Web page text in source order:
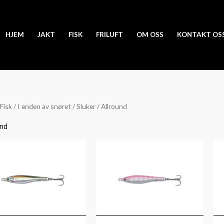
HJEM JAKT FISK FRILUFT OM OSS KONTAKT
Fisk/ I enden av snøret /Sluker/ Allround